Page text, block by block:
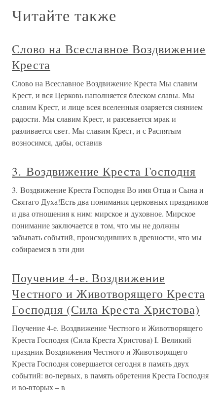
Читайте также
Слово на Всеславное Воздвижение
Креста
Слово на Всеславное Воздвижение Креста Мы славим
Крест, и вся Церковь наполняется блеском славы. Мы
славим Крест, и лице всея вселенныя озаряется сиянием
радости. Мы славим Крест, и разсевается мрак и
разливается свет. Мы славим Крест, и с Распятым
возносимся, дабы, оставив
3. Воздвижение Креста Господня
3. Воздвижение Креста Господня Во имя Отца и Сына и
Святаго Духа!Есть два понимания церковных праздников
и два отношения к ним: мирское и духовное. Мирское
понимание заключается в том, что мы не должны
забывать событий, происходивших в древности, что мы
собираемся в эти дни
Поучение 4-е. Воздвижение
Честного и Животворящего Креста
Господня (Сила Креста Христова)
Поучение 4-е. Воздвижение Честного и Животворящего
Креста Господня (Сила Креста Христова) I. Великий
праздник Воздвижения Честного и Животворящего
Креста Господня совершается сегодня в память двух
событий: во-первых, в память обретения Креста Господня
и во-вторых – в